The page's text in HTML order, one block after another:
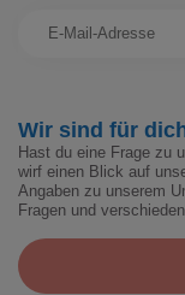
Wir sind für
Hast du eine Frage zu
wirf einen Blick auf
Angaben zu unserem
Fragen und